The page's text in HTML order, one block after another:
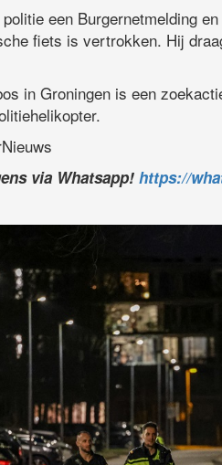
een Burgernetmelding
fiets is vertrokken. Hij
in Groningen is een
via Whatsapp! https://